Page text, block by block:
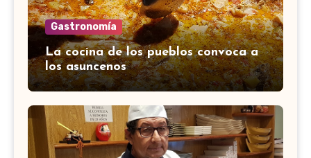
Gastronomía
La cocina de los pueblos convoca a
los asuncenos